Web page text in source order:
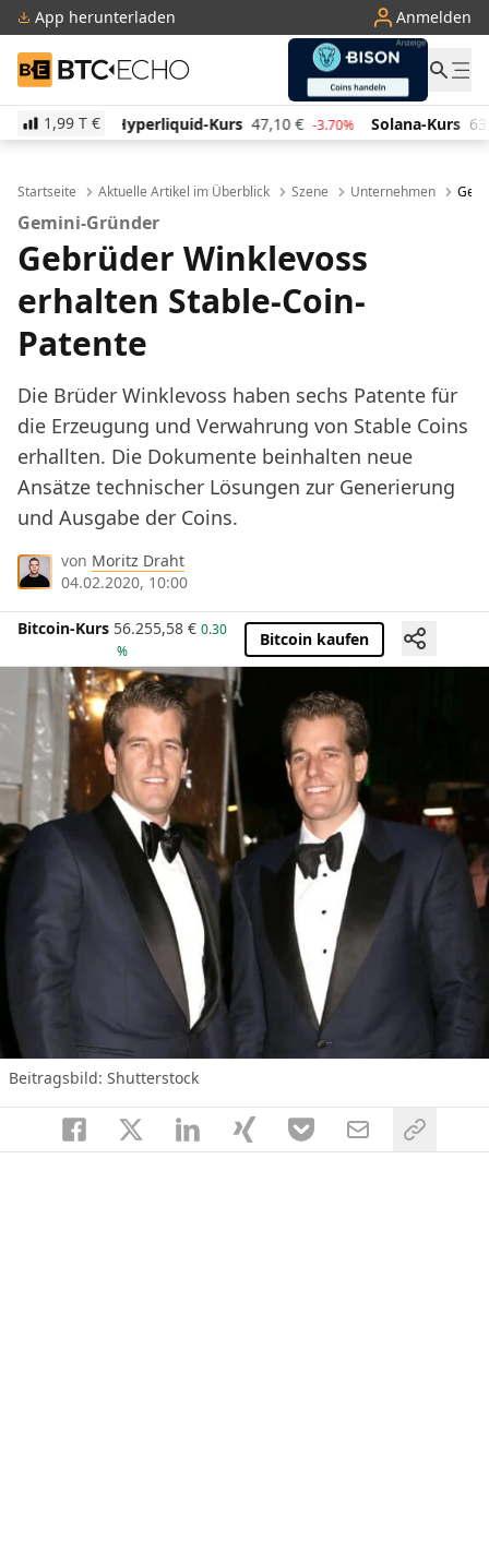
App herunterladen Anmelden
BTC-ECHO
1,99 T €
Kurs 47,10 € -3.70% Solana-Kurs 63,90 € 0.40% TRON-
Startseite Aktuelle Artikel im Überblick Szene Unternehmen
Gemini-Gründer
Gebrüder Winklevoss
erhalten Stable-Coin-
Patente
Die Brüder Winklevoss haben sechs Patente für
die Erzeugung und Verwahrung von Stable Coins
erhallten. Die Dokumente beinhalten neue
Ansätze technischer Lösungen zur Generierung
und Ausgabe der Coins.
von Moritz Draht
04.02.2020, 10:00
Bitcoin-Kurs 56.255,58 € 0.30
%
Bitcoin kaufen
Beitragsbild: Shutterstock